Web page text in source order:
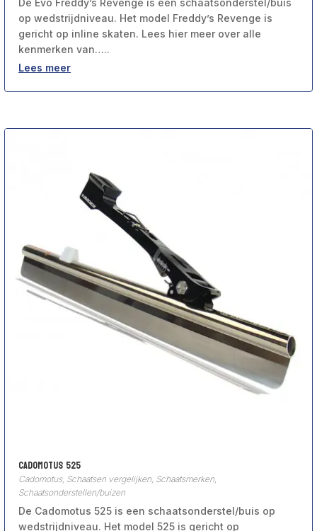
De Evo Freddy’s Revenge is een schaatsonderstel/buis
op wedstrijdniveau. Het model Freddy’s Revenge is
gericht op inline skaten. Lees hier meer over alle
kenmerken van…..
Lees meer
Cadomotus 525
Cadomotus, Schaatsen vergelijken Schaatsmerken
Schaatsonderstellen/buizen
De Cadomotus 525 is een schaatsonderstel/buis op
wedstrijdniveau. Het model 525 is gericht op